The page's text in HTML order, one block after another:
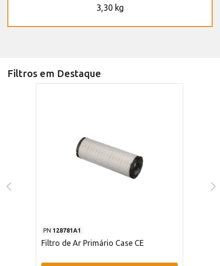
3,30 kg
Filtros em Destaque
PN 128781A1
Filtro de Ar Primário Case CE